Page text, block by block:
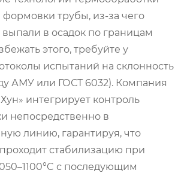
формовки трубы, из-за чего
в осадок по границам
этого, требуйте у
испытаний на склонность
АМУ или ГОСТ 6032). Компания
интегрирует контроль
непосредственно в
линию, гарантируя, что
стабилизацию при
с последующим